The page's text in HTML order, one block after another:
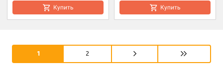
Купить Купить
1 2